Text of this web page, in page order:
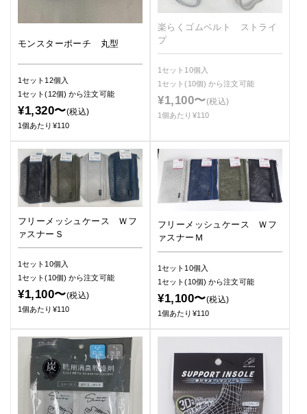
モンスターポーチ 丸型
1セット12個入
1セット(12個)から注文可能
¥1,320〜(税込)
1個あたり¥110
楽らくゴムベルト ストライ
プ
1セット10個入
1セット(10個)から注文可能
¥1,100〜(税込)
1個あたり¥110
フリーメッシュケース Ｗフ
ァスナーＳ
1セット10個入
1セット(10個)から注文可能
¥1,100〜(税込)
1個あたり¥110
フリーメッシュケース Ｗフ
ァスナーＭ
1セット10個入
1セット(10個)から注文可能
¥1,100〜(税込)
1個あたり¥110